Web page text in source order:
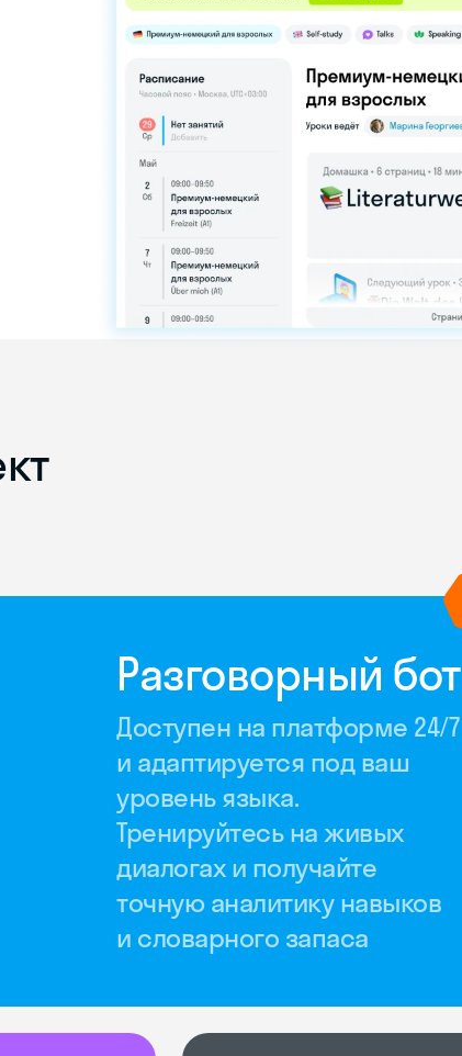
Разговорный бот
Доступен на платформе 24/7
и адаптируется под ваш
уровень языка.
Тренируйтесь на живых
диалогах и получайте
точную аналитику навыков
и словарного запаса